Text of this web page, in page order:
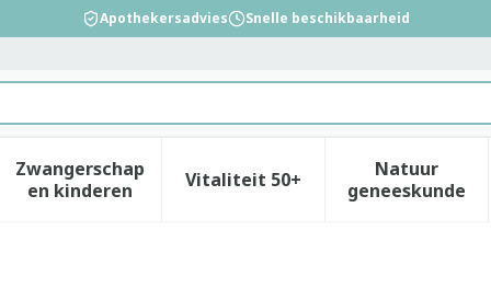
Apothekersadvies Snelle beschikbaarheid
verzorging en hygiëne categorie
voor Dieet, voeding en vitamines categorie
Zwangerschap
en kinderenToon submenu voor Zwangerschap en
Vitaliteit 50+Toon submenu voor
Natuur
geneeskunde
Toon